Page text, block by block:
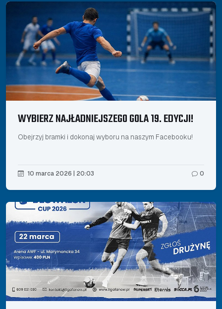
WYBIERZ NAJŁADNIEJSZEGO GOLA 19. EDYCJI!
Obejrzyj bramki i dokonaj wyboru na naszym Facebooku!
10 marca 2026 | 20:03 0